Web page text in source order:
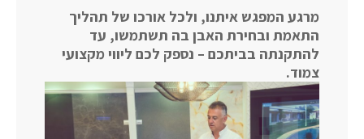
מרגע המפגש איתנו, ולכל אורכו של תהליך
התאמת ובחירת האבן בה תשתמשו, עד
להתקנתה בביתכם – נספק לכם ליווי מקצועי
צמוד.